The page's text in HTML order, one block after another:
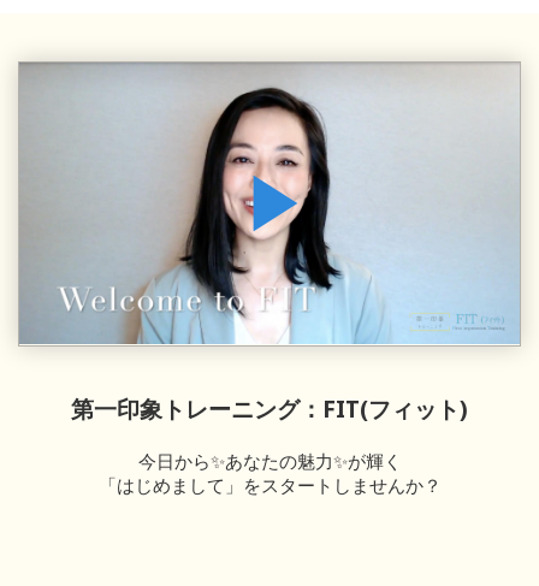
第一印象トレーニング：FIT(フィット)
今日から✨あなたの魅力✨が輝く
「はじめまして」をスタートしませんか？